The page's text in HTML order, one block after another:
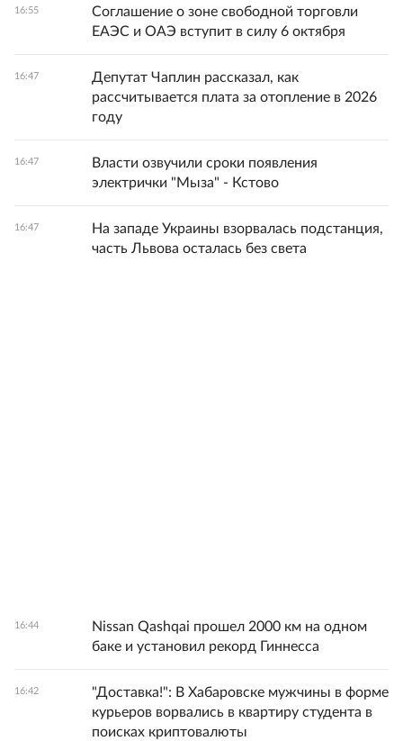
16:55
Соглашение о зоне свободной торговли
ЕАЭС и ОАЭ вступит в силу 6 октября
16:47
Депутат Чаплин рассказал, как
рассчитывается плата за отопление в 2026
году
16:47
Власти озвучили сроки появления
электрички "Мыза" - Кстово
16:47
На западе Украины взорвалась подстанция,
часть Львова осталась без света
16:44
Nissan Qashqai прошел 2000 км на одном
баке и установил рекорд Гиннесса
16:42
"Доставка!": В Хабаровске мужчины в форме
курьеров ворвались в квартиру студента в
поисках криптовалюты